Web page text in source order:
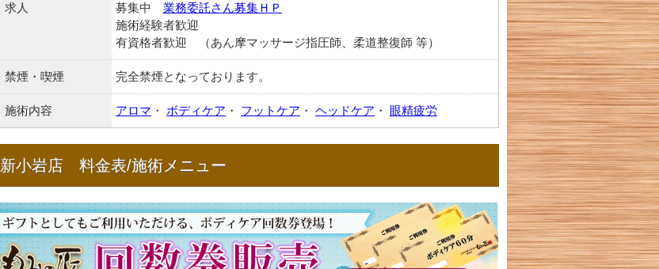
求人 募集中 業務委託さん募集ＨＰ
施術経験者歓迎
有資格者歓迎 （あん摩マッサージ指圧師、柔道整復師 等）
禁煙・喫煙 完全禁煙となっております。
施術内容 アロマ ・ ボディケア ・ フットケア ・ ヘッドケア ・ 眼精疲労
新小岩店 料金表/施術メニュー